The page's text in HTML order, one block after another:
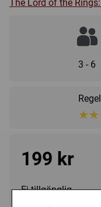
The Lord of the
3 - 6
199 kr
Ej tillgänglig